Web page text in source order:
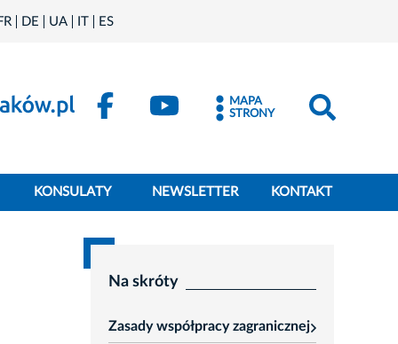
DE UA IT ES
MAPA
STRONY
KONSULATY NEWSLETTER KONTAKT
Na skróty
Zasady współpracy zagranicznej
rozwiń